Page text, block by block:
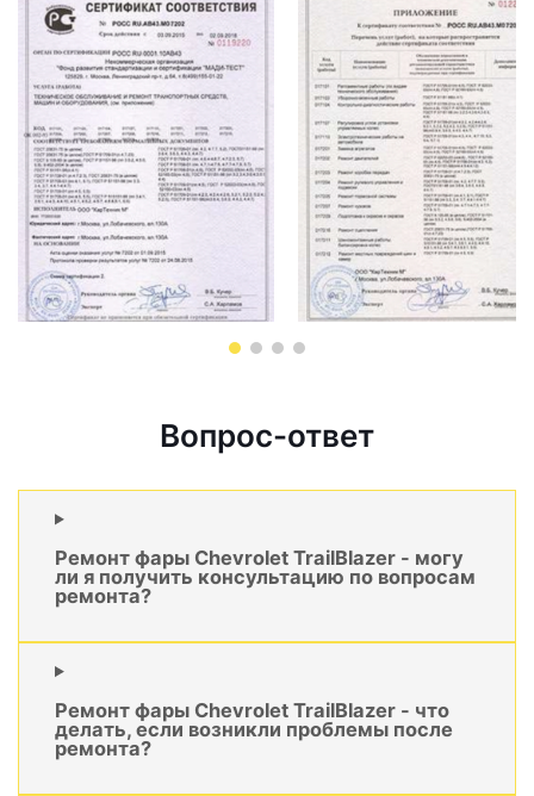
Вопрос-ответ
Ремонт фары Chevrolet TrailBlazer - могу
ли я получить консультацию по вопросам
ремонта?
Ремонт фары Chevrolet TrailBlazer - что
делать, если возникли проблемы после
ремонта?